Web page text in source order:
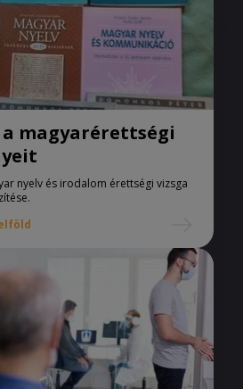
magyarérettségi
nyelv és irodalom érettségi vizsga